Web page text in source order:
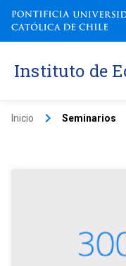
Instituto de
Inicio keyboard_arrow_right Seminarios